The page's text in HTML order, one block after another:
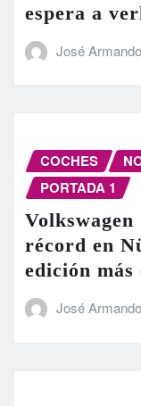
espera a
José
COCHES
PORTADA 1
récord en
edición más
José